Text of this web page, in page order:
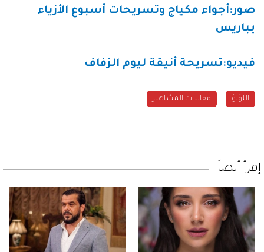
صور:أجواء مكياج وتسريحات أسبوع الأزياء
بباريس
فيديو:تسريحة أنيقة ليوم الزفاف
اللؤلؤ مقابلات المشاهير
إقرأ أيضاً